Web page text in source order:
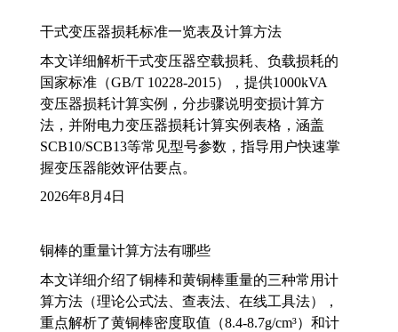
干式变压器损耗标准一览表及计算方法
本文详细解析干式变压器空载损耗、负载损耗的
国家标准（GB/T 10228-2015），提供1000kVA
变压器损耗计算实例，分步骤说明变损计算方
法，并附电力变压器损耗计算实例表格，涵盖
SCB10/SCB13等常见型号参数，指导用户快速掌
握变压器能效评估要点。
2026年8月4日
铜棒的重量计算方法有哪些
本文详细介绍了铜棒和黄铜棒重量的三种常用计
算方法（理论公式法、查表法、在线工具法），
重点解析了黄铜棒密度取值（8.4-8.7g/cm³）和计